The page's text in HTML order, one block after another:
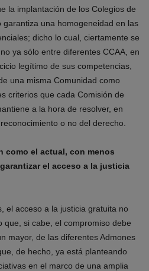
la implantación de los Colegios de
una homogeneidad en las
dicho lo cual, ciertamente se
ya sólo entre diferentes CCAA, en
legítimo de sus competencias,
una misma Comunidad como
criterios que cada Comisión de
a la hora de resolver, en
o no del derecho.
como el actual, con menos
el acceso a la justicia
el acceso a la justicia gratuita no
que, si cabe, el compromiso debe
mayor, de las diferentes Admones
de hecho, ya está planteando
en el marco de una amplia